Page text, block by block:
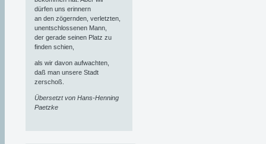
dürfen uns erinnern
an den zögernden, verletzten,
unentschlossenen Mann,
der gerade seinen Platz zu
finden schien,
als wir davon aufwachten,
daß man unsere Stadt
zerschoß.
Übersetzt von Hans-Henning
Paetzke